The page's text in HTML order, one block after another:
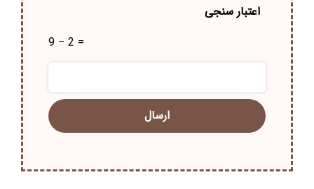
اعتبار سنجی
9 − 2 =